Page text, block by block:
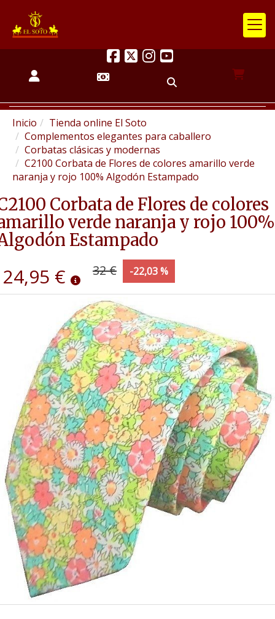
Inicio
Tienda online El Soto
Complementos elegantes para caballero
Corbatas clásicas y modernas
C2100 Corbata de Flores de colores amarillo verde
naranja y rojo 100% Algodón Estampado
Corbata de Flores de colores
verde naranja y rojo 100%
Estampado
24,95 € 32 € -22,03 %